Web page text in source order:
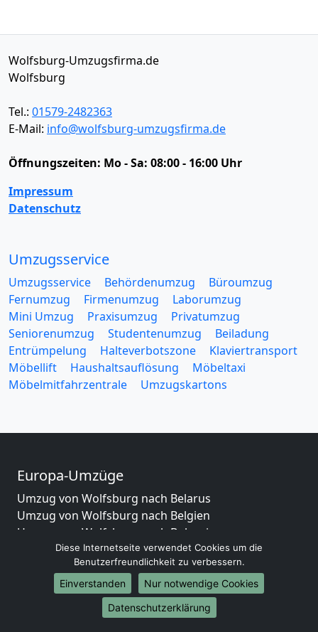
Wolfsburg-Umzugsfirma.de
Wolfsburg
Tel.: 01579-2482363
E-Mail: info@wolfsburg-umzugsfirma.de
Öffnungszeiten: Mo - Sa: 08:00 - 16:00 Uhr
Impressum
Datenschutz
Umzugsservice
Umzugsservice Behördenumzug
Büroumzug
Fernumzug
Firmenumzug
Laborumzug
Mini Umzug
Praxisumzug
Privatumzug
Seniorenumzug
Studentenumzug
Beiladung
Entrümpelung
Halteverbotszone
Klaviertransport
Möbellift
Haushaltsauflösung
Möbeltaxi
Möbelmitfahrzentrale
Umzugskartons
Europa-Umzüge
Umzug von Wolfsburg nach Belarus
Umzug von Wolfsburg nach Belgien
Umzug von Wolfsburg nach Bulgarien
Umzug von Wolfsburg nach Dänemark
Umzug von Wolfsburg nach England
Umzug von Wolfsburg nach Portugal
Umzug von Wolfsburg nach Bosnien
und Herzegowina
Diese Internetseite verwendet Cookies um die
Benutzerfreundlichkeit zu verbessern.
Einverstanden
Nur notwendige Cookies
Datenschutzerklärung